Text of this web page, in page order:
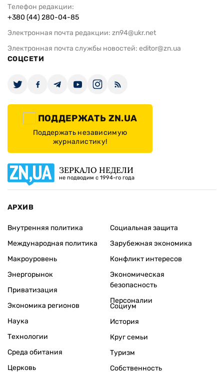
Телефон редакции:
+380 (44) 280-04-85
Электронная почта редакции: zn94@ukr.net
Электронная почта службы новостей: editor@zn.ua
СОЦСЕТИ
ПОДДЕРЖАТЬ ZN.UA
Поддержать независимую
журналистику!
ЗЕРКАЛО НЕДЕЛИ
не подводим с 1994-го года
АРХИВ
Внутренняя политика
Международная политика
Макроуровень
Энергорынок
Приватизация
Экономика регионов
Социальная защита
Зарубежная экономика
Конфликт интересов
Экономическая
безопасность
Персоналии
Наука
Технологии
Среда обитания
Церковь
Социум
История
Круг семьи
Туризм
Собственность